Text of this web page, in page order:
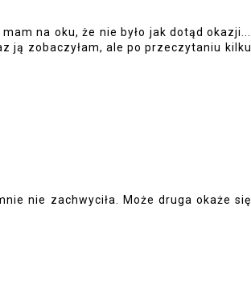
na oku, że nie było jak dotąd okazji...
ją zobaczyłam, ale po przeczytaniu kilku
nie zachwyciła. Może druga okaże się